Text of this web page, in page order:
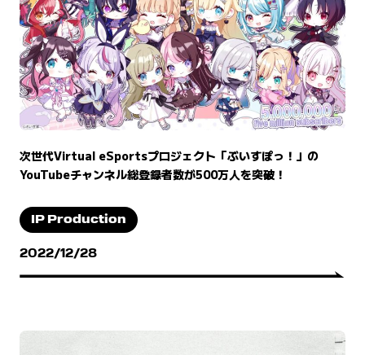
次世代Virtual eSportsプロジェクト「ぶいすぽっ！」の
YouTubeチャンネル総登録者数が500万人を突破！
IP Production
2022/12/28